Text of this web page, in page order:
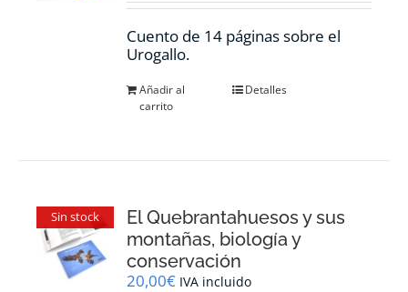
Cuento de 14 páginas sobre el
Urogallo.
Añadir al
carrito
Detalles
Sin stock
El Quebrantahuesos y sus
montañas, biología y
conservación
20,00€ IVA incluido